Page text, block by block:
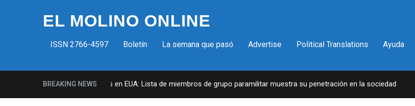
EL MOLINO ONLINE
ISSN 2766-4597 Boletín La semana que pasó Advertise Political Translations Ayuda
BREAKING NEWS
Milicias fascistas en EUA: Lista de miembros de grupo paramilitar muestra su penetración en la sociedad